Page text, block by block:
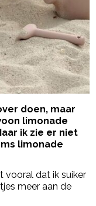
doen, maar
limonade
ik zie er niet
limonade
vooral dat ik suiker
meer aan de